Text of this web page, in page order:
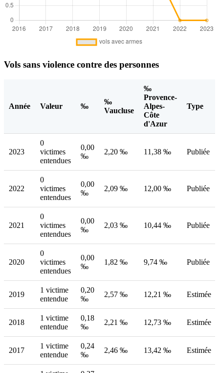
Vols sans violence contre des personnes
Année Valeur ‰
‰
Vaucluse
‰
Provence-
Alpes-
Côte
d'Azur
Type
2023
0
victimes
entendues
0,00
‰
2,20 ‰ 11,38 ‰ Publiée
2022
0
victimes
entendues
0,00
‰
2,09 ‰ 12,00 ‰ Publiée
2021
0
victimes
entendues
0,00
‰
2,03 ‰ 10,44 ‰ Publiée
2020
0
victimes
entendues
0,00
‰
1,82 ‰ 9,74 ‰ Publiée
2019
1 victime
entendue
0,20
‰
2,57 ‰ 12,21 ‰ Estimée
2018
1 victime
entendue
0,18
‰
2,21 ‰ 12,73 ‰ Estimée
2017
1 victime
entendue
0,24
‰
2,46 ‰ 13,42 ‰ Estimée